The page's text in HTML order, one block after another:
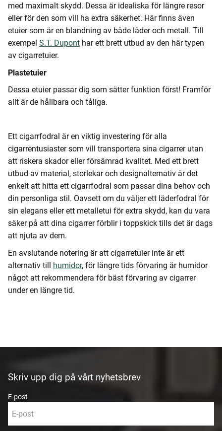
med maximalt skydd. Dessa är idealiska för längre resor
eller för den som vill ha extra säkerhet. Här finns även
etuier som är en blandning av både läder och metall. Till
exempel S.T. Dupont har ett brett utbud av den här typen
av cigarretuier.
Plastetuier
Dessa etuier passar dig som sätter funktion först! Framför
allt är de hållbara och tåliga.
Ett cigarrfodral är en viktig investering för alla
cigarrentusiaster som vill transportera sina cigarrer utan
att riskera skador eller försämrad kvalitet. Med ett brett
utbud av material, storlekar och designalternativ är det
enkelt att hitta ett cigarrfodral som passar dina behov och
din personliga stil. Oavsett om du väljer ett läderfodral för
sin elegans eller ett metalletui för extra skydd, kan du vara
säker på att dina cigarrer förblir i toppskick tills det är dags
att njuta av dem.
En avslutande notering är att cigarretuier inte är ett
alternativ till humidor, för längre tids förvaring är humidor
något att rekommendera för bäst förvaring av cigarrer
under en längre tid.
Skriv upp dig på vårt nyhetsbrev
E-post